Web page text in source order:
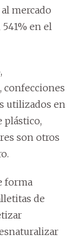
mercado
en el
confecciones
utilizados en
plástico,
son otros
forma
de